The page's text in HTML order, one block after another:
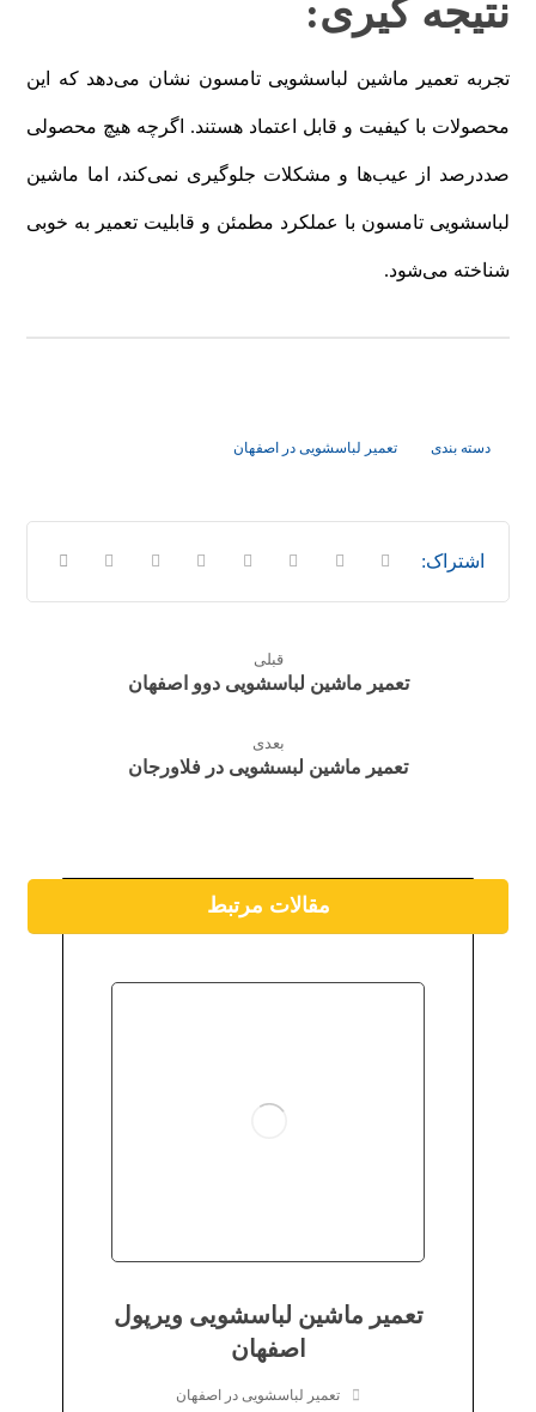
نتیجه گیری:
تجربه تعمیر ماشین لباسشویی تامسون نشان می‌دهد که این
محصولات با کیفیت و قابل اعتماد هستند. اگرچه هیچ محصولی
صددرصد از عیب‌ها و مشکلات جلوگیری نمی‌کند، اما ماشین
لباسشویی تامسون با عملکرد مطمئن و قابلیت تعمیر به خوبی
شناخته می‌شود.
دسته بندی تعمیر لباسشویی در اصفهان
قبلی
تعمیر ماشین لباسشویی دوو اصفهان
بعدی
تعمیر ماشین لبسشویی در فلاورجان
مقالات مرتبط
تعمیر ماشین لباسشویی ویرپول
اصفهان
تعمیر لباسشویی در اصفهان